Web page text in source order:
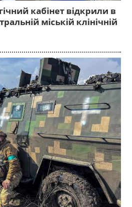
кабінет відкрили в
міській клінічній